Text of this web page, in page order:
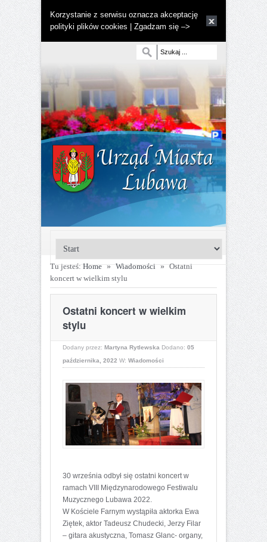
Korzystanie z serwisu oznacza akceptację
polityki plików cookies | Zgadzam się –>
Tu jesteś: Home » Wiadomości » Ostatni
koncert w wielkim stylu
Ostatni koncert w wielkim
stylu
Dodany przez: Martyna Rytlewska Dodano: 05
października, 2022 W: Wiadomości
30 września odbył się ostatni koncert w
ramach VIII Międzynarodowego Festiwalu
Muzycznego Lubawa 2022.
W Kościele Farnym wystąpiła aktorka Ewa
Ziętek, aktor Tadeusz Chudecki, Jerzy Filar
– gitara akustyczna, Tomasz Glanc- organy,